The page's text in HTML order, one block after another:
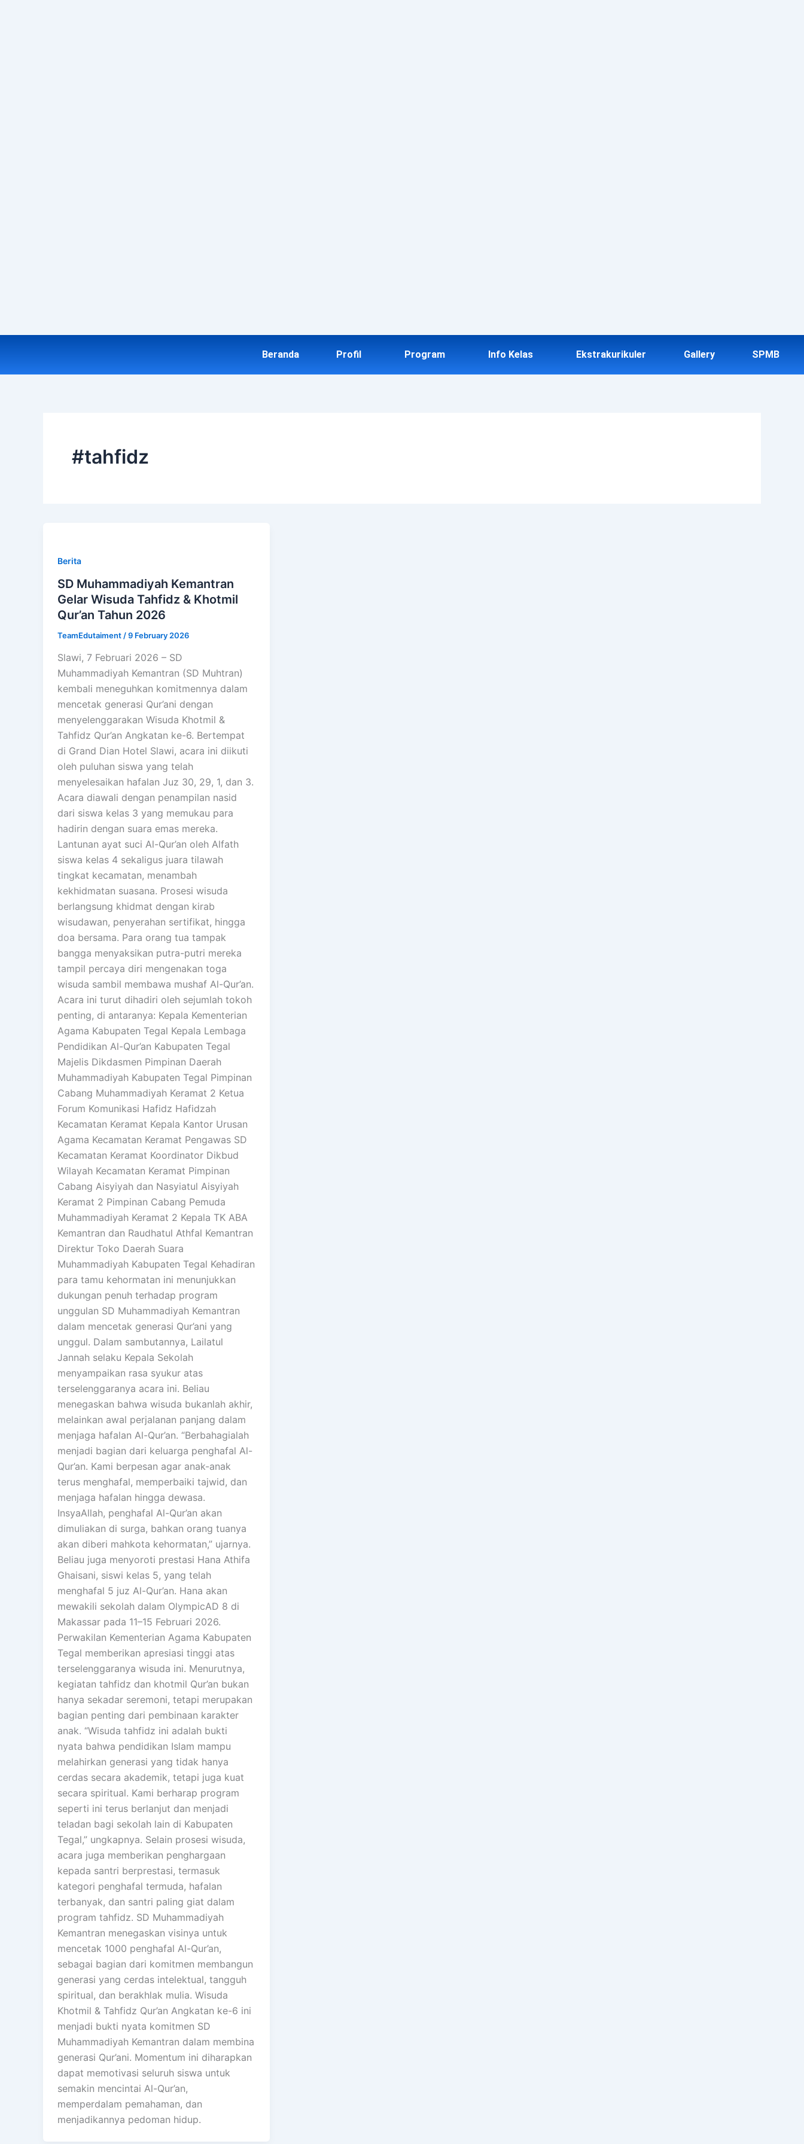
Beranda Profil Program Info Kelas Ekstrakurikuler Gallery SPMB
#tahfidz
Berita
SD Muhammadiyah Kemantran
Gelar Wisuda Tahfidz & Khotmil
Qur’an Tahun 2026
TeamEdutaiment /9 February 2026
Slawi, 7 Februari 2026 – SD
Muhammadiyah Kemantran (SD Muhtran)
kembali meneguhkan komitmennya dalam
mencetak generasi Qur’ani dengan
menyelenggarakan Wisuda Khotmil &
Tahfidz Qur’an Angkatan ke-6. Bertempat
di Grand Dian Hotel Slawi, acara ini diikuti
oleh puluhan siswa yang telah
menyelesaikan hafalan Juz 30, 29, 1, dan 3.
Acara diawali dengan penampilan nasid
dari siswa kelas 3 yang memukau para
hadirin dengan suara emas mereka.
Lantunan ayat suci Al-Qur’an oleh Alfath
siswa kelas 4 sekaligus juara tilawah
tingkat kecamatan, menambah
kekhidmatan suasana. Prosesi wisuda
berlangsung khidmat dengan kirab
wisudawan, penyerahan sertifikat, hingga
doa bersama. Para orang tua tampak
bangga menyaksikan putra-putri mereka
tampil percaya diri mengenakan toga
wisuda sambil membawa mushaf Al-Qur’an.
Acara ini turut dihadiri oleh sejumlah tokoh
penting, di antaranya: Kepala Kementerian
Agama Kabupaten Tegal Kepala Lembaga
Pendidikan Al-Qur’an Kabupaten Tegal
Majelis Dikdasmen Pimpinan Daerah
Muhammadiyah Kabupaten Tegal Pimpinan
Cabang Muhammadiyah Keramat 2 Ketua
Forum Komunikasi Hafidz Hafidzah
Kecamatan Keramat Kepala Kantor Urusan
Agama Kecamatan Keramat Pengawas SD
Kecamatan Keramat Koordinator Dikbud
Wilayah Kecamatan Keramat Pimpinan
Cabang Aisyiyah dan Nasyiatul Aisyiyah
Keramat 2 Pimpinan Cabang Pemuda
Muhammadiyah Keramat 2 Kepala TK ABA
Kemantran dan Raudhatul Athfal Kemantran
Direktur Toko Daerah Suara
Muhammadiyah Kabupaten Tegal Kehadiran
para tamu kehormatan ini menunjukkan
dukungan penuh terhadap program
unggulan SD Muhammadiyah Kemantran
dalam mencetak generasi Qur’ani yang
unggul. Dalam sambutannya, Lailatul
Jannah selaku Kepala Sekolah
menyampaikan rasa syukur atas
terselenggaranya acara ini. Beliau
menegaskan bahwa wisuda bukanlah akhir,
melainkan awal perjalanan panjang dalam
menjaga hafalan Al-Qur’an. “Berbahagialah
menjadi bagian dari keluarga penghafal Al-
Qur’an. Kami berpesan agar anak-anak
terus menghafal, memperbaiki tajwid, dan
menjaga hafalan hingga dewasa.
InsyaAllah, penghafal Al-Qur’an akan
dimuliakan di surga, bahkan orang tuanya
akan diberi mahkota kehormatan,” ujarnya.
Beliau juga menyoroti prestasi Hana Athifa
Ghaisani, siswi kelas 5, yang telah
menghafal 5 juz Al-Qur’an. Hana akan
mewakili sekolah dalam OlympicAD 8 di
Makassar pada 11–15 Februari 2026.
Perwakilan Kementerian Agama Kabupaten
Tegal memberikan apresiasi tinggi atas
terselenggaranya wisuda ini. Menurutnya,
kegiatan tahfidz dan khotmil Qur’an bukan
hanya sekadar seremoni, tetapi merupakan
bagian penting dari pembinaan karakter
anak. “Wisuda tahfidz ini adalah bukti
nyata bahwa pendidikan Islam mampu
melahirkan generasi yang tidak hanya
cerdas secara akademik, tetapi juga kuat
secara spiritual. Kami berharap program
seperti ini terus berlanjut dan menjadi
teladan bagi sekolah lain di Kabupaten
Tegal,” ungkapnya. Selain prosesi wisuda,
acara juga memberikan penghargaan
kepada santri berprestasi, termasuk
kategori penghafal termuda, hafalan
terbanyak, dan santri paling giat dalam
program tahfidz. SD Muhammadiyah
Kemantran menegaskan visinya untuk
mencetak 1000 penghafal Al-Qur’an,
sebagai bagian dari komitmen membangun
generasi yang cerdas intelektual, tangguh
spiritual, dan berakhlak mulia. Wisuda
Khotmil & Tahfidz Qur’an Angkatan ke-6 ini
menjadi bukti nyata komitmen SD
Muhammadiyah Kemantran dalam membina
generasi Qur’ani. Momentum ini diharapkan
dapat memotivasi seluruh siswa untuk
semakin mencintai Al-Qur’an,
memperdalam pemahaman, dan
menjadikannya pedoman hidup.